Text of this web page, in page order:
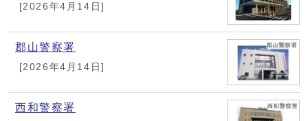
[2026年4月14日]
郡山警察署
[2026年4月14日]
西和警察署